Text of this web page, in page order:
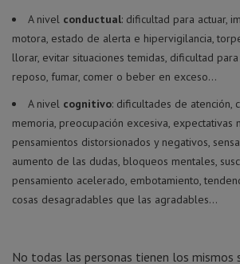
A nivel conductual: dificultad para actuar,
motora, estado de alerta e hipervigilancia,
llorar, evitar situaciones temidas, dificultad
reposo, fumar, comer o beber en exceso…
A nivel cognitivo: dificultades de atención,
memoria, preocupación excesiva, expectativas
pensamientos distorsionados y negativos,
aumento de las dudas, bloqueos mentales,
pensamiento acelerado, embotamiento,
cosas desagradables que las agradables…
No todas las personas tienen los mismos